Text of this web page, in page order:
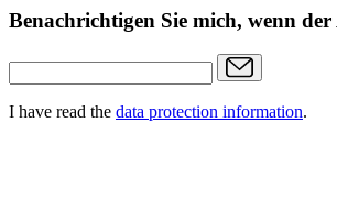
Benachrichtigen Sie mich, wenn
I have read the data protection information.